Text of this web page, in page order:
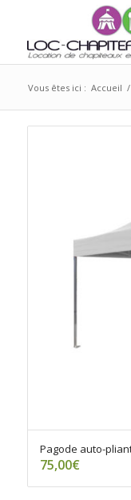
Vous êtes ici : Accueil /
Pagode auto-
75,00€